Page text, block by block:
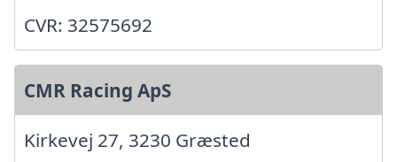
CVR: 32575692
CMR Racing ApS
Kirkevej 27, 3230 Græsted